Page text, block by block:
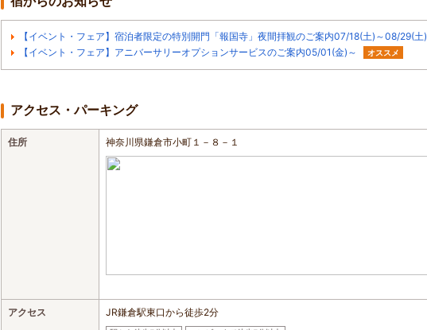
【イベント・フェア】宿泊者限定の特別開門「報国寺」夜間拝観のご案内07/18(土)～08/29(土)
【イベント・フェア】アニバーサリーオプションサービスのご案内05/01(金)～ オススメ
アクセス・パーキング
住所 神奈川県鎌倉市小町１－８－１
アクセス JR鎌倉駅東口から徒歩2分